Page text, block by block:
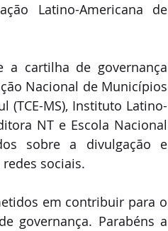
Latino-Americana de
a cartilha de governança
Nacional de Municípios
(TCE-MS), Instituto Latino-
NT e Escola Nacional
sobre a divulgação e
redes sociais.
em contribuir para o
governança. Parabéns a